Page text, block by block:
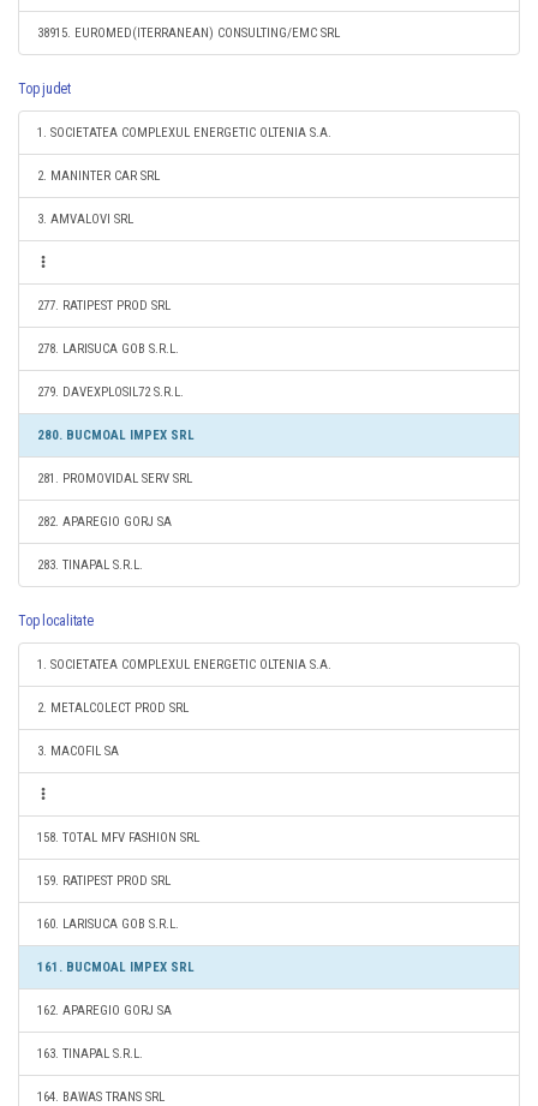
38915. EUROMED(ITERRANEAN) CONSULTING/EMC SRL
Top judet
1. SOCIETATEA COMPLEXUL ENERGETIC OLTENIA S.A.
2. MANINTER CAR SRL
3. AMVALOVI SRL
277. RATIPEST PROD SRL
278. LARISUCA GOB S.R.L.
279. DAVEXPLOSIL72 S.R.L.
280. BUCMOAL IMPEX SRL
281. PROMOVIDAL SERV SRL
282. APAREGIO GORJ SA
283. TINAPAL S.R.L.
Top localitate
1. SOCIETATEA COMPLEXUL ENERGETIC OLTENIA S.A.
2. METALCOLECT PROD SRL
3. MACOFIL SA
158. TOTAL MFV FASHION SRL
159. RATIPEST PROD SRL
160. LARISUCA GOB S.R.L.
161. BUCMOAL IMPEX SRL
162. APAREGIO GORJ SA
163. TINAPAL S.R.L.
164. BAWAS TRANS SRL